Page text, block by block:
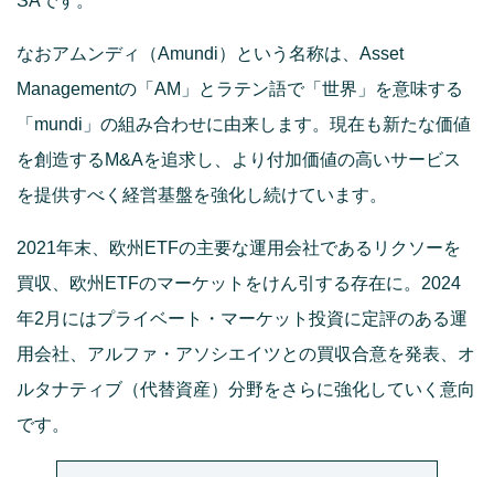
なおアムンディ（Amundi）という名称は、Asset
Managementの「AM」とラテン語で「世界」を意味する
「mundi」の組み合わせに由来します。現在も新たな価値
を創造するM&Aを追求し、より付加価値の高いサービス
を提供すべく経営基盤を強化し続けています。
2021年末、欧州ETFの主要な運用会社であるリクソーを
買収、欧州ETFのマーケットをけん引する存在に。2024
年2月にはプライベート・マーケット投資に定評のある運
用会社、アルファ・アソシエイツとの買収合意を発表、オ
ルタナティブ（代替資産）分野をさらに強化していく意向
です。